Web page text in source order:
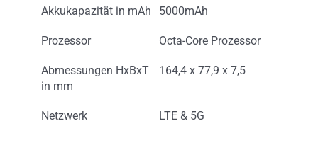
Akkukapazität in mAh 5000mAh
Prozessor Octa-Core Prozessor
Abmessungen HxBxT
in mm
164,4 x 77,9 x 7,5
Netzwerk LTE & 5G